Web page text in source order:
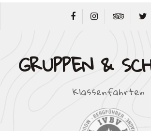
GRUPPEN &
Klassenfahrten